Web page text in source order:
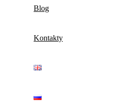
Blog
Kontakty